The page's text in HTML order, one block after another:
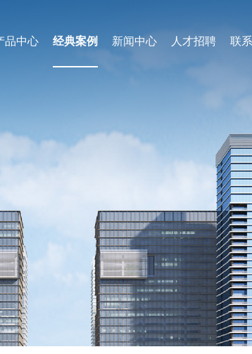
品中心 经典案例 新闻中心 人才招聘 联